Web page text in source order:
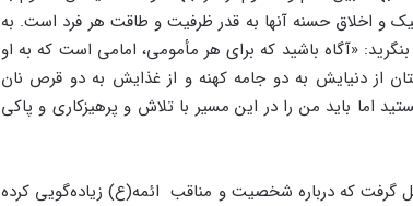
و اخلاق حسنه آنها به قدر ظرفیت و طاقت هر فرد است. به
«آگاه باشید که برای هر مأمومی، امامی است که به او
از دنیایش به دو جامه کهنه و از غذایش به دو قرص نان
اما باید من را در این مسیر با تلاش و پرهیزکاری و پاکی
گرفت که درباره شخصیت و مناقب ائمه(ع) زیاده‌گویی کرده